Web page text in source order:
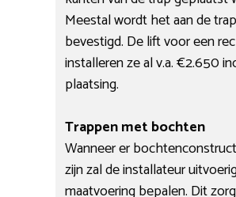
Meestal wordt het aan de
bevestigd. De lift voor een
installeren ze al v.a. €2.650
plaatsing.
Trappen met bochten
Wanneer er
zijn zal de installateur
maatvoering bepalen. Dit